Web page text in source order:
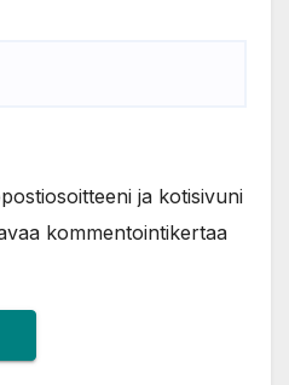
ja kotisivuni
kommentointikertaa